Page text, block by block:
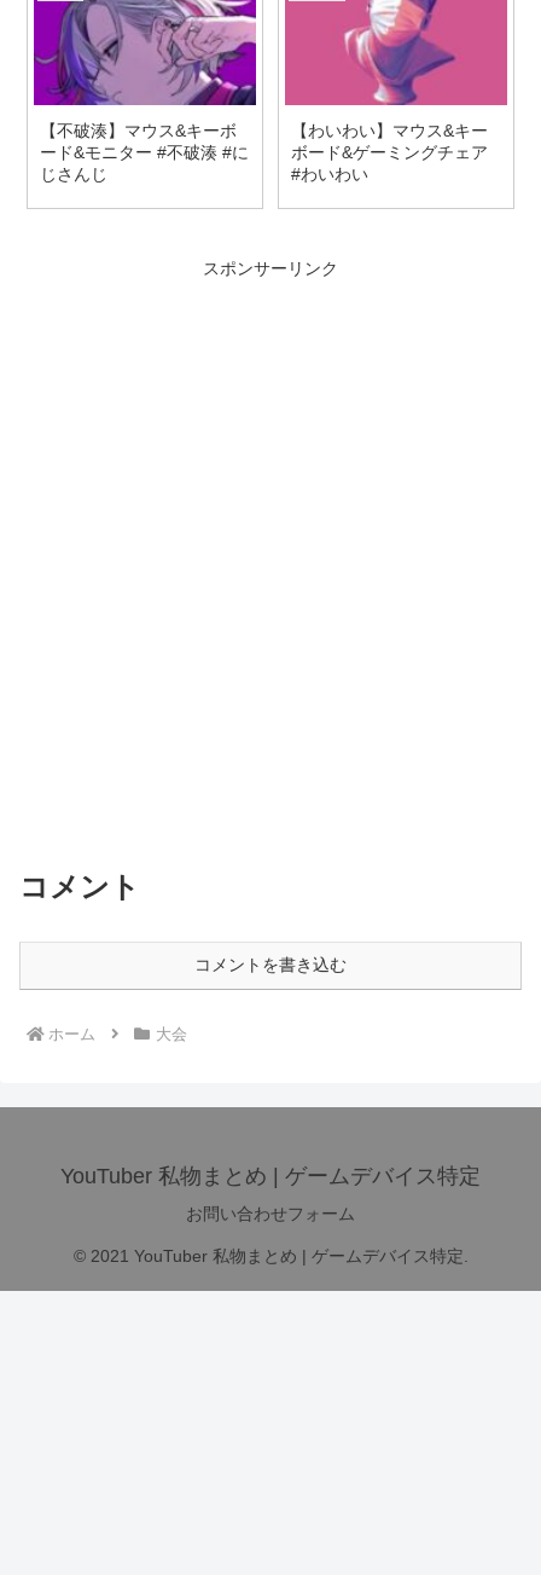
【不破湊】マウス&キーボ
ード&モニター #不破湊 #に
じさんじ
【わいわい】マウス&キー
ボード&ゲーミングチェア
#わいわい
スポンサーリンク
コメント
コメントを書き込む
ホーム 大会
YouTuber 私物まとめ | ゲームデバイス特定
お問い合わせフォーム
© 2021 YouTuber 私物まとめ | ゲームデバイス特定.